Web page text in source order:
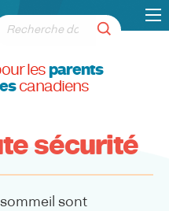
les parents
canadiens
sécurité
sont